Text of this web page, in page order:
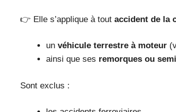
👉 Elle s’applique à tout accident de la
un véhicule terrestre à moteur
ainsi que ses remorques ou
Sont exclus :